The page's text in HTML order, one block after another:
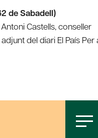
de Sabadell)
Castells, conseller
del diari El País Per